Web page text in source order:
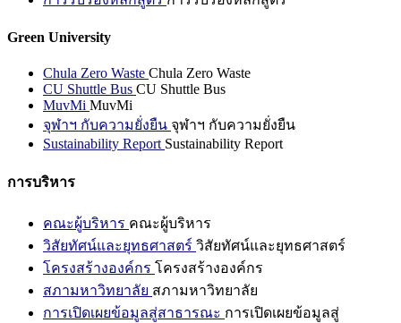
Green University
Chula Zero Waste Chula Zero Waste
CU Shuttle Bus CU Shuttle Bus
MuvMi MuvMi
จุฬาฯ กับความยั่งยืน จุฬาฯ กับความยั่งยืน
Sustainability Report Sustainability Report
การบริหาร
คณะผู้บริหาร คณะผู้บริหาร
วิสัยทัศน์และยุทธศาสตร์ วิสัยทัศน์และยุทธศาสตร์
โครงสร้างองค์กร โครงสร้างองค์กร
สภามหาวิทยาลัย สภามหาวิทยาลัย
การเปิดเผยข้อมูลสู่สาธารณะ การเปิดเผยข้อมูลสู่